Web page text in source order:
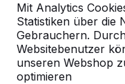
Mit Analytics
Statistiken über die
Gebrauchern.
Websitebenutzer
unseren Webshop
optimieren
Spieltische